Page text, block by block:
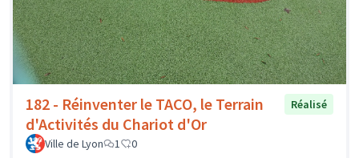
182 - Réinventer le TACO, le Terrain
d'Activités du Chariot d'Or
Réalisé
Ville de Lyon 1 0